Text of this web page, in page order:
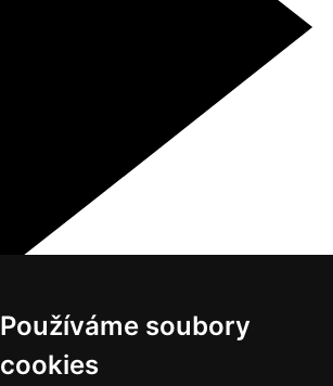
Používáme soubory
cookies